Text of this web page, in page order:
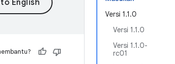
Versi 1.1.0
Versi 1.1.0
Versi 1.1.0-
rc01